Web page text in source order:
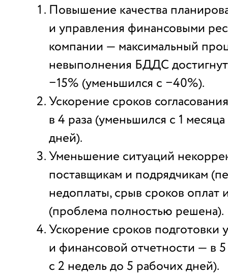
Повышение качества
и управления финансовыми
компании — максимальный
невыполнения БДДС
−15% (уменьшился с −40%).
Ускорение сроков
в 4 раза (уменьшился с 1
дней).
Уменьшение ситуаций
поставщикам и подрядчикам
недоплаты, срыв сроков оплат
(проблема полностью решена).
Ускорение сроков подготовки
и финансовой отчетности — в
с 2 недель до 5 рабочих дней).